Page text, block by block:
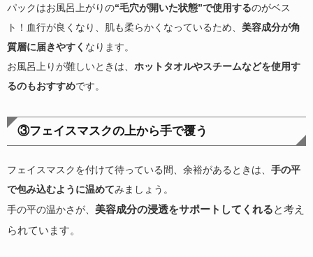
パックはお風呂上がりの“毛穴が開いた状態”で使用するのがベス
ト！血行が良くなり、肌も柔らかくなっているため、 美容成分が角
質層に届きやすく なります。
お風呂上りが難しいときは、 ホットタオルやスチームなどを使用す
るのもおすすめです。
③フェイスマスクの上から手で覆う
フェイスマスクを付けて待っている間、余裕があるときは、 手の平
で包み込むように温めてみましょう。
手の平の温かさが、 美容成分の浸透をサポートしてくれると考え
られています。